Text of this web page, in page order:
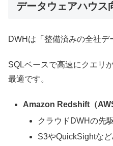
データウェアハウス
DWHは「整備済みの全社デ
SQLベースで高速にクエリ
最適です。
Amazon Redshift（
クラウドDWHの先
S3やQuickSightな